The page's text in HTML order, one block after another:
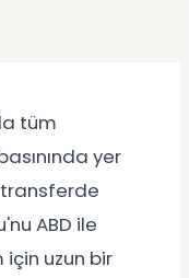
tüm
yer
transferde
ABD ile
uzun bir